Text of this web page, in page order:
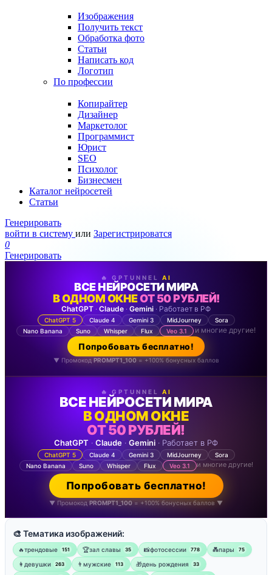
Изображения
Получить текст
Обработка фото
Статьи
Написать код
Логотип
По профессии
Копирайтер
Дизайнер
Маркетолог
Программист
Юрист
SEO
Психолог
Бизнесмен
Каталог нейросетей
Статьи
Генерировать
войти в систему или Зарегистрироватся
0
Генерировать
🔥 GPTUNNEL AI
ВСЕ НЕЙРОСЕТИ МИРА
В ОДНОМ ОКНЕОТ 50 РУБЛЕЙ!
ChatGPT · Claude · Gemini · Работает в РФ
ChatGPT 5 Claude 4 Gemini 3 MidJourney
Sora
Nano Banana
Suno Whisper Flux Veo 3.1 и многие другие!
Попробовать бесплатно!
▼ Промокод PROMPT1_100= +100% бонусных баллов
🔥 GPTUNNEL AI
ВСЕ НЕЙРОСЕТИ МИРА
В ОДНОМ ОКНЕ
ОТ 50 РУБЛЕЙ!
ChatGPT · Claude · Gemini · Работает в РФ
ChatGPT 5 Claude 4 Gemini 3 MidJourney
Sora
Nano Banana
Suno Whisper Flux Veo 3.1 и многие другие!
Попробовать бесплатно!
▼ Промокод PROMPT1_100 = +100% бонусных баллов ▼
🎨 Тематика изображений:
🔥трендовые 151 🏆зал славы 35 📸фотосессии 778 💑пары 75
👩девушки 263 👨мужские 113 🎁день рождения 33